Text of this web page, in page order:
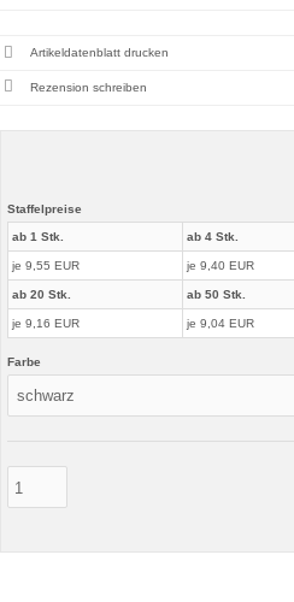
Staffelpreise
ab 1 Stk.
je 9,55 EUR
ab 4 Stk.
je 9,40 EUR
ab 20 Stk.
je 9,16 EUR
ab 50 Stk.
je 9,04 EUR
Farbe
Artikeldatenblatt drucken
Rezension schreiben